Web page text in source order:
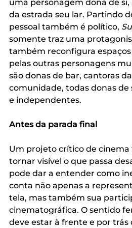
uma personagem dona de
da estrada seu lar. Partindo
pessoal também é político,
somente traz uma
também reconfigura
pelas outras personagens
são donas de bar, cantoras
comunidade, todas donas
e independentes.
Antes da parada final
Um projeto crítico de cinema
tornar visível o que passa
pode dar a entender como
conta não apenas a
tela, mas também sua
cinematográfica. O sentido
deve estar à frente e por trás